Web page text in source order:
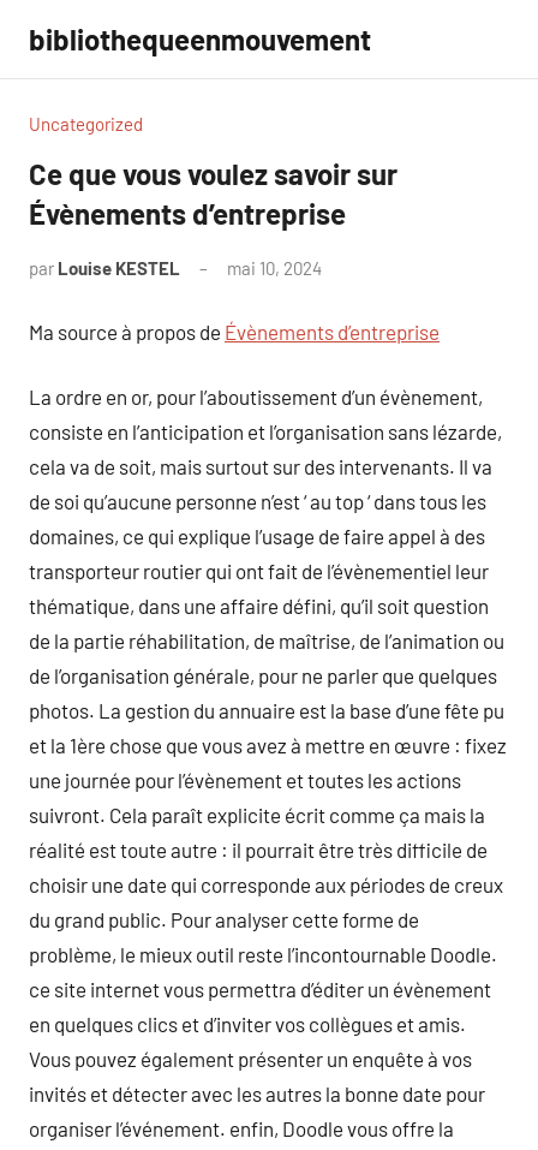
contenu
bibliothequeenmouvement
Uncategorized
Ce que vous voulez savoir sur
Évènements d’entreprise
par Louise KESTEL mai 10, 2024
Ma source à propos de Évènements d’entreprise
La ordre en or, pour l’aboutissement d’un évènement,
consiste en l’anticipation et l’organisation sans lézarde,
cela va de soit, mais surtout sur des intervenants. Il va
de soi qu’aucune personne n’est ‘ au top ‘ dans tous les
domaines, ce qui explique l’usage de faire appel à des
transporteur routier qui ont fait de l’évènementiel leur
thématique, dans une affaire défini, qu’il soit question
de la partie réhabilitation, de maîtrise, de l’animation ou
de l’organisation générale, pour ne parler que quelques
photos. La gestion du annuaire est la base d’une fête pu
et la 1ère chose que vous avez à mettre en œuvre : fixez
une journée pour l’évènement et toutes les actions
suivront. Cela paraît explicite écrit comme ça mais la
réalité est toute autre : il pourrait être très difficile de
choisir une date qui corresponde aux périodes de creux
du grand public. Pour analyser cette forme de
problème, le mieux outil reste l’incontournable Doodle.
ce site internet vous permettra d’éditer un évènement
en quelques clics et d’inviter vos collègues et amis.
Vous pouvez également présenter un enquête à vos
invités et détecter avec les autres la bonne date pour
organiser l’événement. enfin, Doodle vous offre la